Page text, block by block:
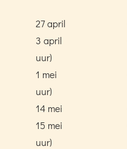
27 april
3 april
uur)
1 mei
uur)
14 mei
15 mei
uur)